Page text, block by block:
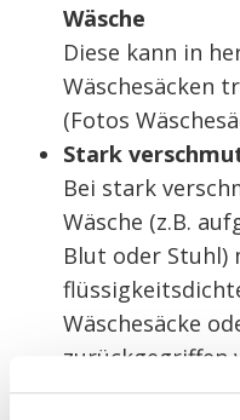
Wäsche
Diese kann in
Wäschesäcken
(Fotos
Stark
Bei stark
Wäsche (z.B.
Blut oder Stuhl)
Wäschesäcke
zurückgegriffen
(Fotos